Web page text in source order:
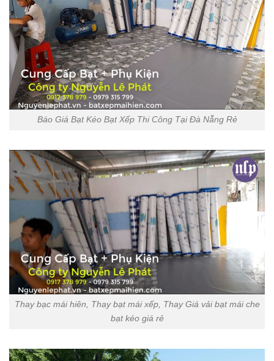
Báo Giá Bạt Kéo Bạt Xếp Thi Công Tại Đà Nẵng Rẻ
Thay bạc mái hiên, Thay bạt mái xếp, Thay Giá vải bạt mái che
bạt kéo giá rẻ